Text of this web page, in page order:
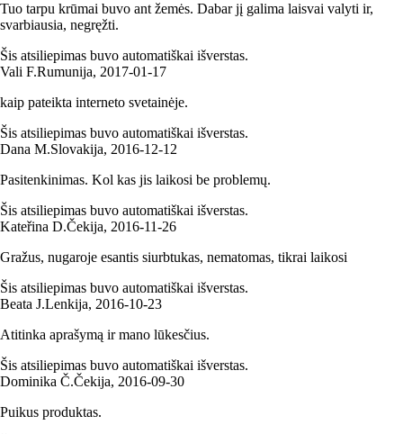
Tuo tarpu krūmai buvo ant žemės. Dabar jį galima laisvai valyti ir,
svarbiausia, negręžti.
Šis atsiliepimas buvo automatiškai išverstas.
Vali F.Rumunija, 2017‑01‑17
kaip pateikta interneto svetainėje.
Šis atsiliepimas buvo automatiškai išverstas.
Dana M.Slovakija, 2016‑12‑12
Pasitenkinimas. Kol kas jis laikosi be problemų.
Šis atsiliepimas buvo automatiškai išverstas.
Kateřina D.Čekija, 2016‑11‑26
Gražus, nugaroje esantis siurbtukas, nematomas, tikrai laikosi
Šis atsiliepimas buvo automatiškai išverstas.
Beata J.Lenkija, 2016‑10‑23
Atitinka aprašymą ir mano lūkesčius.
Šis atsiliepimas buvo automatiškai išverstas.
Dominika Č.Čekija, 2016‑09‑30
Puikus produktas.